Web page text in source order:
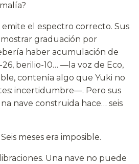
el espectro correcto. Sus
graduación por
haber acumulación de
berilio-10… —la voz de Eco,
contenía algo que Yuki no
incertidumbre—. Pero sus
nave construida hace… seis
meses era imposible.
Una nave no puede